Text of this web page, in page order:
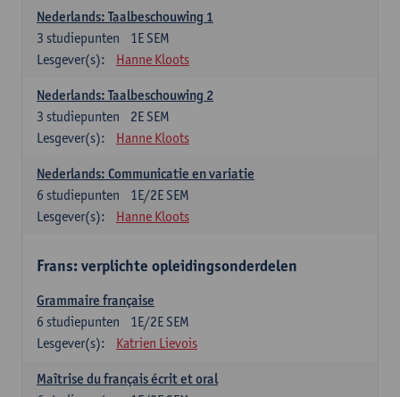
Nederlands: Taalbeschouwing 1
1E SEM
3 studiepunten
Lesgever(s):
Hanne Kloots
Nederlands: Taalbeschouwing 2
2E SEM
3 studiepunten
Lesgever(s):
Hanne Kloots
Nederlands: Communicatie en variatie
1E/2E SEM
6 studiepunten
Lesgever(s):
Hanne Kloots
Frans: verplichte opleidingsonderdelen
Grammaire française
1E/2E SEM
6 studiepunten
Lesgever(s):
Katrien Lievois
Maîtrise du français écrit et oral